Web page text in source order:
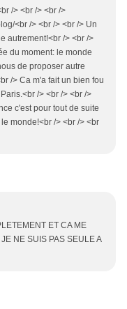
/> <br /> <br />
<br /> <br /> <br /> Un
autrement!<br /> <br />
du moment: le monde
de proposer autre
/> Ca m'a fait un bien fou
/> <br /> <br />
c'est pour tout de suite
monde!<br /> <br /> <br
ET CA ME
NE SUIS PAS SEULE A